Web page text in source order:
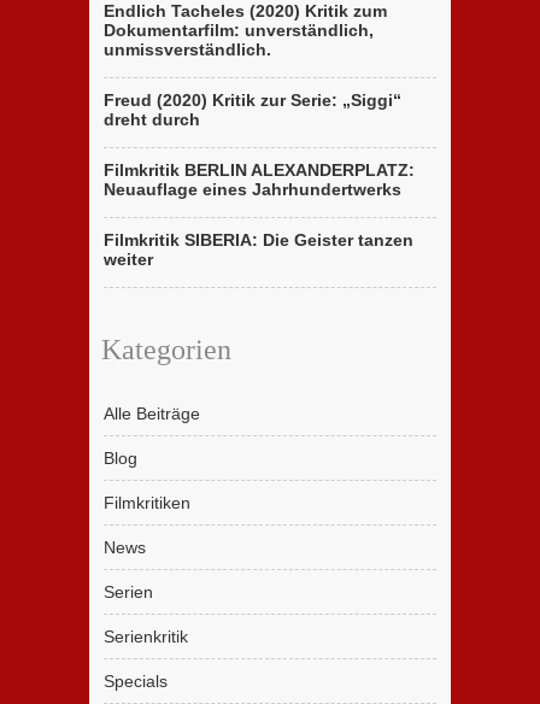
Endlich Tacheles (2020) Kritik zum
Dokumentarfilm: unverständlich,
unmissverständlich.
Freud (2020) Kritik zur Serie: „Siggi“
dreht durch
Filmkritik BERLIN ALEXANDERPLATZ:
Neuauflage eines Jahrhundertwerks
Filmkritik SIBERIA: Die Geister tanzen
weiter
Kategorien
Alle Beiträge
Blog
Filmkritiken
News
Serien
Serienkritik
Specials